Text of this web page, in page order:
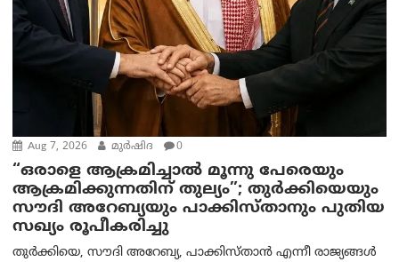
Aug 7, 2026 മുര്‍ഷിദ 0
“ഒരാളെ ആക്രമിച്ചാല്‍ മൂന്നു പേരെയും
ആക്രമിക്കുന്നതിന് തുല്യം”; തുർക്കിയെയും
സൗദി അറേബ്യയും പാക്കിസ്താനും പുതിയ
സഖ്യം രൂപീകരിച്ചു
തുർക്കിയെ, സൗദി അറേബ്യ, പാക്കിസ്താന്‍ എന്നീ രാജ്യങ്ങൾ